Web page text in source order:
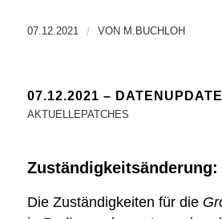
07.12.2021 / VON M.BUCHLOH
07.12.2021 – DATENUPDATE
AKTUELLEPATCHES
Zuständigkeitsänderung:
Die Zuständigkeiten für die